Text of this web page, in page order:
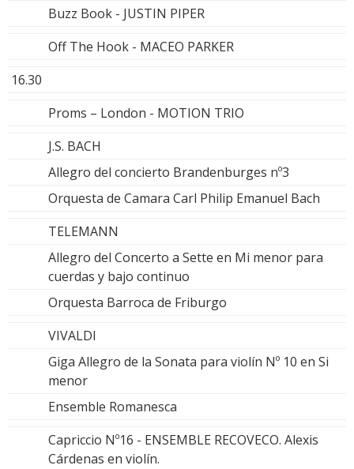
Buzz Book - JUSTIN PIPER
Off The Hook - MACEO PARKER
16.30
Proms – London - MOTION TRIO
J.S. BACH
Allegro del concierto Brandenburges nº3
Orquesta de Camara Carl Philip Emanuel Bach
TELEMANN
Allegro del Concerto a Sette en Mi menor para
cuerdas y bajo continuo
Orquesta Barroca de Friburgo
VIVALDI
Giga Allegro de la Sonata para violín Nº 10 en Si
menor
Ensemble Romanesca
Capriccio Nº16 - ENSEMBLE RECOVECO. Alexis
Cárdenas en violín.